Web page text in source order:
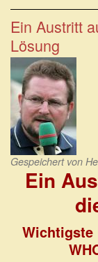
MUSST
der
WHO
Ein Austritt
Lösung
Gespeichert von
Ein
Wichtigste